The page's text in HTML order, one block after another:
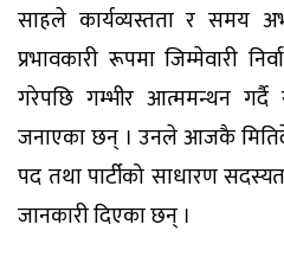
साहले कार्यव्यस्तता र समय
प्रभावकारी रूपमा जिम्मेवारी
गरेपछि गम्भीर आत्ममन्थन गर्दै
जनाएका छन् । उनले आजकै
पद तथा पार्टीको साधारण
जानकारी दिएका छन् ।